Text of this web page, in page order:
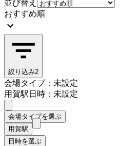
並び替え
おすすめ順
絞り込み2
会場タイプ：未設定
用賀駅日時：未設定
会場タイプを選ぶ
用賀駅
日時を選ぶ